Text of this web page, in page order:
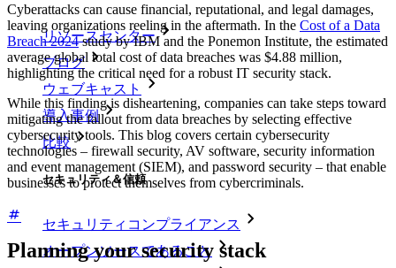
リソースセンター
ブログ
ウェブキャスト
導入事例
比較
セキュリティ＆信頼
セキュリティコンプライアンス
オープンソースであること
Cyberattacks can cause financial, reputational, and legal damages,
leaving organizations reeling in the aftermath. In the Cost of a Data
Breach 2024study by IBM and the Ponemon Institute, the estimated
average global total cost of data breaches was $4.88 million,
highlighting the critical need for a robust IT security stack.
While this finding is disheartening, companies can take steps toward
mitigating the fallout from data breaches by selecting effective
cybersecurity tools. This blog covers certain cybersecurity
technologies – firewall security, AV software, security information
and event management (SIEM), and password security – that enable
businesses to protect themselves from cybercriminals.
Planning your security stack